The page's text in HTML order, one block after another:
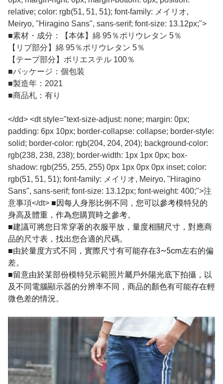
relative; color: rgb(51, 51, 51); font-family: メイリオ,
Meiryo, "Hiragino Sans", sans-serif; font-size: 13.12px;">
■素材・成分：【本体】綿 95％ポリウレタン 5％
【リブ部分】綿 95％ポリウレタン 5％
【テープ部分】ポリエステル 100％
■パッケージ：個包装
■製造年：2021
■商品札：有り
</dd> <dt style="text-size-adjust: none; margin: 0px;
padding: 6px 10px; border-collapse: collapse; border-style:
solid; border-color: rgb(204, 204, 204); background-color:
rgb(238, 238, 238); border-width: 1px 1px 0px; box-
shadow: rgb(255, 255, 255) 0px 1px 0px 0px inset; color:
rgb(51, 51, 51); font-family: メイリオ, Meiryo, "Hiragino
Sans", sans-serif; font-size: 13.12px; font-weight: 400;">注
意事項</dt> ■因每人身形比例不同，您可以參考模特兒的
身高及體重，作為您購買時之參考。
■建議可將您日常穿著的衣服平放，量度相關尺寸，對應商
品的尺寸表，找出您合適的尺碼。
■由於量度方式不同，實際尺寸有可能存在3~5cm左右的偏
差。
■留意由於某部份模特兒示範照片屬戶外陽光底下拍攝，以
及不同電腦顯示器的分辨率不同，商品的顏色有可能存在輕
微色差的情況。